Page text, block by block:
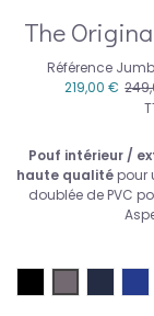
The
Référence
219,00 €
Pouf intérieur /
haute qualitépour
doublée de PVC